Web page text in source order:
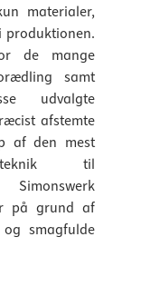
materialer,
produktionen.
de mange
samt
udvalgte
afstemte
af den mest
til
på grund af
smagfulde